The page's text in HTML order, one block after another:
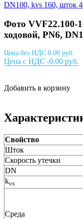
Фото VVF22.100-
ходовой, PN6,
Цена без НДС 0.00 руб.
Цена с НДС -0.00 руб.
Добавить в корзину
Свойство
Шток
Скорость утечки
DN
kvs
Среда